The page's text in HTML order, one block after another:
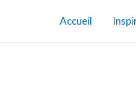
Accueil